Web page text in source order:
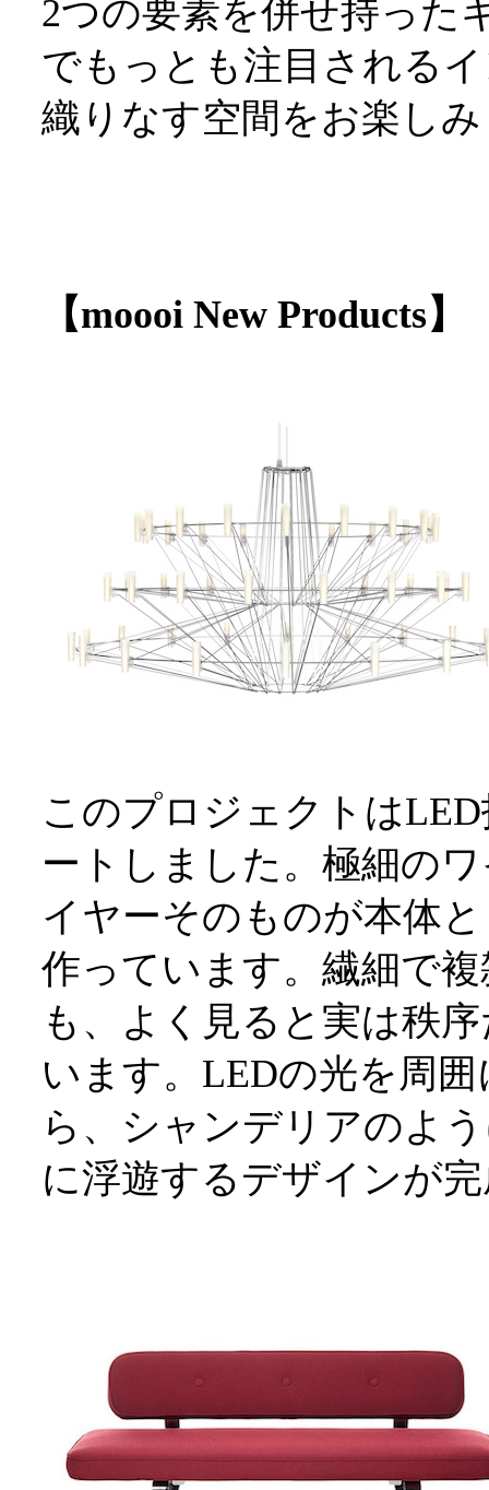
2つの要素を併せ持った
でもっとも注目される
織りなす空間をお楽し
【moooi New Products】
このプロジェクトは
ートしました。極細の
イヤーそのものが本体
作っています。繊細で
も、よく見ると実は秩
います。LEDの光を周
ら、シャンデリアのよ
に浮遊するデザインが